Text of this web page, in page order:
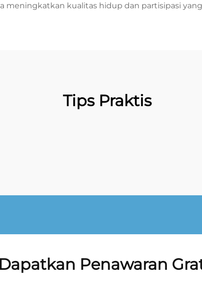
meningkatkan kualitas hidup dan partisipasi
Tips Praktis
Dapatkan Penawaran